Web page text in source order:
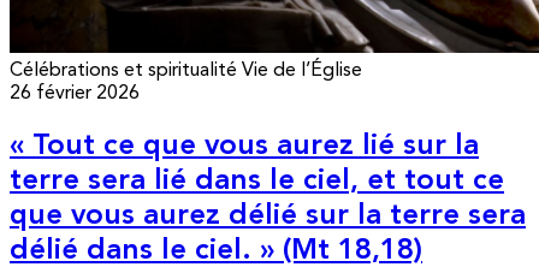
Célébrations et spiritualité Vie de l’Église
26 février 2026
« Tout ce que vous aurez lié sur la
terre sera lié dans le ciel, et tout ce
que vous aurez délié sur la terre sera
délié dans le ciel. » (Mt 18,18)